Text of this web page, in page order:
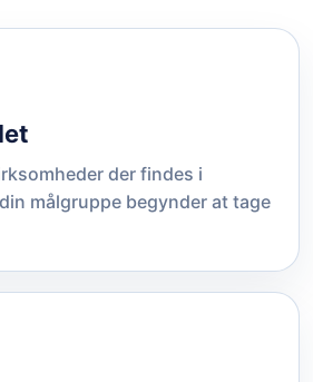
der findes i
målgruppe begynder at tage